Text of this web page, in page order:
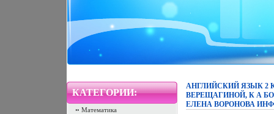
КАТЕГОРИИ:
Математика
АНГЛИЙСКИЙ ЯЗЫК 2
ВЕРЕЩАГИНОЙ, К А
ЕЛЕНА ВОРОНОВА